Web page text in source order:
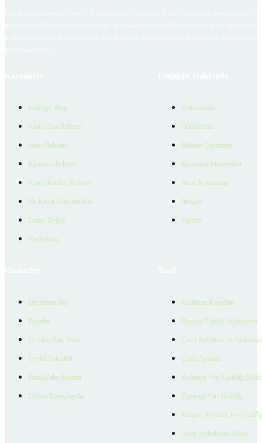
Emlakjet Blog
Satın Alma Rehberi
Satıcı Rehberi
Kiralama Rehberi
Konut Kredisi Rehberi
Ne Kadar Ödeyebilirim
Emlak Değeri
Verilerimiz
Hakkımızda
Ödüllerimiz
Reklam Çözümleri
Kurumsal Materyaller
İnsan Kaynakları
İletişim
Yardım
Danışman Bul
Projeler
Ücretsiz İlan Verin
Üyelik Paketleri
EmlakZeka Asistan
Uzman Danışmanlar
Kullanım Koşulları
Bireysel Üyelik Sözleşmesi
Çerez Politikası ve
Çerez Ayarları
Kullanıcı Veri Gizliliği
Ziyaretçi Veri Gizliliği
Müşteri Yetkilisi Veri
Aday Aydınlatma Metni